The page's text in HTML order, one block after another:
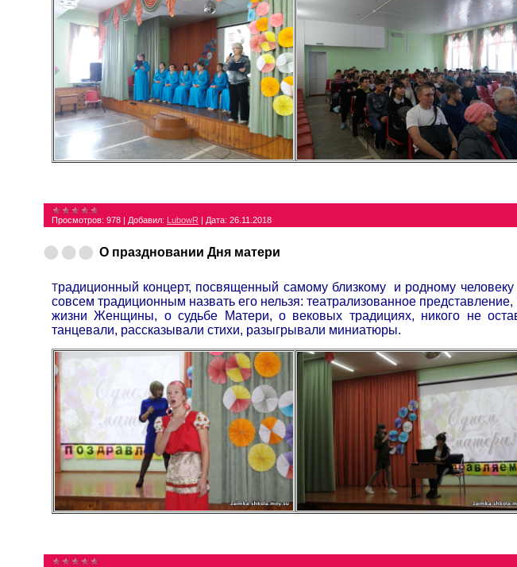
Просмотров: 978 Добавил: LubowR Дата: 26.11.2018
О праздновании Дня матери
Традиционный концерт, посвященный самому близкому и родному
совсем традиционным назвать его нельзя: театрализованное
жизни Женщины, о судьбе Матери, о вековых традициях, никого не
танцевали, рассказывали стихи, разыгрывали миниатюры.